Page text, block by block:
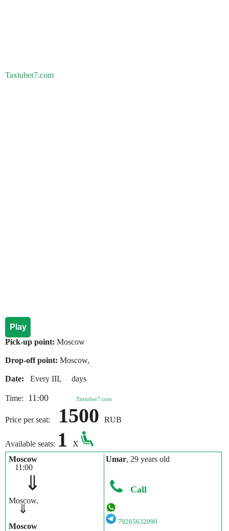
Taxiuber7.com
Play
Pick-up point: Moscow
Drop-off point: Moscow,
Date: Every III, days
Time: 11:00 Taxiuber7.com
Price per seat: 1500 RUB
Available seats: 1
X
Moscow
11:00
⇓
Moscow,
⇓
Moscow
Umar, 29 years old
Call
79265632090